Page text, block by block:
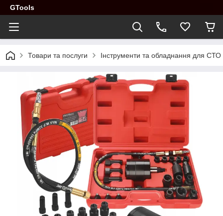
GTools
Товари та послуги Інструменти та обладнання для СТО